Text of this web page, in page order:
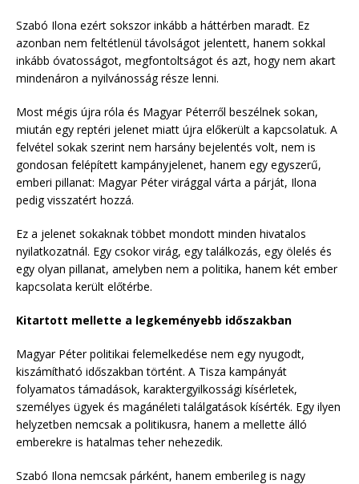
Szabó Ilona ezért sokszor inkább a háttérben maradt. Ez
azonban nem feltétlenül távolságot jelentett, hanem sokkal
inkább óvatosságot, megfontoltságot és azt, hogy nem akart
mindenáron a nyilvánosság része lenni.
Most mégis újra róla és Magyar Péterről beszélnek sokan,
miután egy reptéri jelenet miatt újra előkerült a kapcsolatuk. A
felvétel sokak szerint nem harsány bejelentés volt, nem is
gondosan felépített kampányjelenet, hanem egy egyszerű,
emberi pillanat: Magyar Péter virággal várta a párját, Ilona
pedig visszatért hozzá.
Ez a jelenet sokaknak többet mondott minden hivatalos
nyilatkozatnál. Egy csokor virág, egy találkozás, egy ölelés és
egy olyan pillanat, amelyben nem a politika, hanem két ember
kapcsolata került előtérbe.
Kitartott mellette a legkeményebb időszakban
Magyar Péter politikai felemelkedése nem egy nyugodt,
kiszámítható időszakban történt. A Tisza kampányát
folyamatos támadások, karaktergyilkossági kísérletek,
személyes ügyek és magánéleti találgatások kísérték. Egy ilyen
helyzetben nemcsak a politikusra, hanem a mellette álló
emberekre is hatalmas teher nehezedik.
Szabó Ilona nemcsak párként, hanem emberileg is nagy